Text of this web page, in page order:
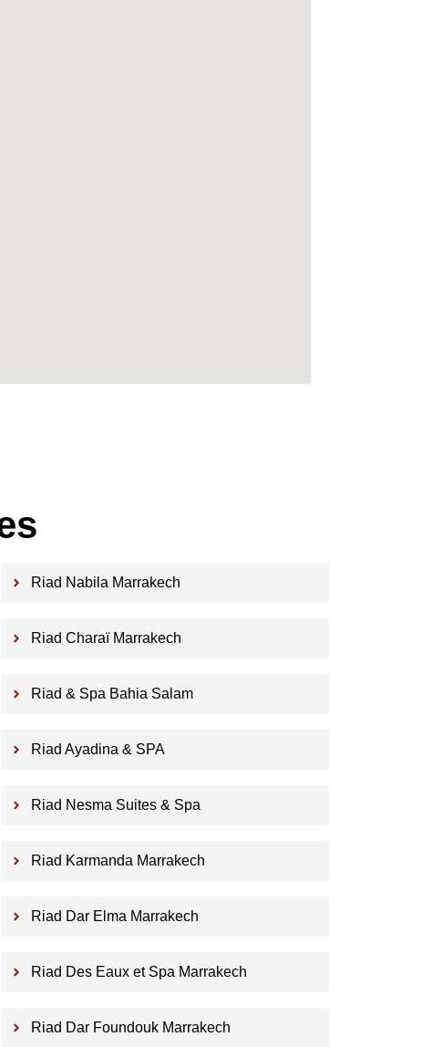
Riad Nabila Marrakech
Riad Charaï Marrakech
Riad & Spa Bahia Salam
Riad Ayadina & SPA
Riad Nesma Suites & Spa
Riad Karmanda Marrakech
Riad Dar Elma Marrakech
Riad Des Eaux et Spa Marrakech
Riad Dar Foundouk Marrakech